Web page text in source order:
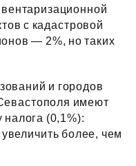
с кадастровой
— 2%, но таких
и городов
имеют
налога (0,1%):
более, чем